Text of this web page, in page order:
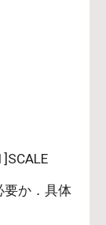
か．具体